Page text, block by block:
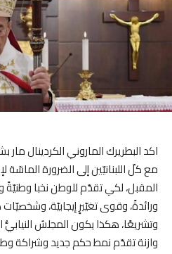
اكد البطريرك الماروني الكردينال مار
مع كلّ اللبنانيّين إلى الضرورة الماسّة
المقبل، لكي تقدّم للوطن نخبا وطنيّةً
ورائدةً، وقوى تغيّيرٍ إيجابيّة،
وتشريعًا، هكذا يكون المجلسُ
وازنة تقدّم نمط حكم جديد وشراكة